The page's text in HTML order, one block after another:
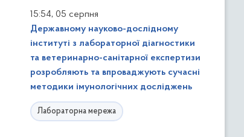
15:54, 05 серпня
Державному науково-дослідному
інституті з лабораторної діагностики
та ветеринарно-санітарної експертизи
розробляють та впроваджують сучасні
методики імунологічних досліджень
Лабораторна мережа